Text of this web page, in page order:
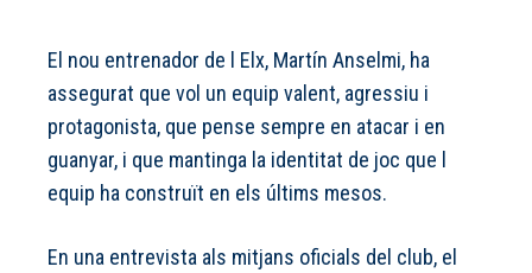
El nou entrenador de l Elx, Martín Anselmi, ha
assegurat que vol un equip valent, agressiu i
protagonista, que pense sempre en atacar i en
guanyar, i que mantinga la identitat de joc que l
equip ha construït en els últims mesos.
En una entrevista als mitjans oficials del club, el